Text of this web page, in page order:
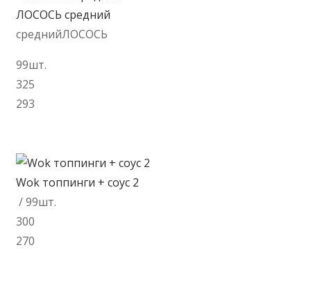
ЛОСОСЬ средний
среднийЛОСОСЬ
99шт.
325
293
Wok топпинги + соус 2
/ 99шт.
300
270